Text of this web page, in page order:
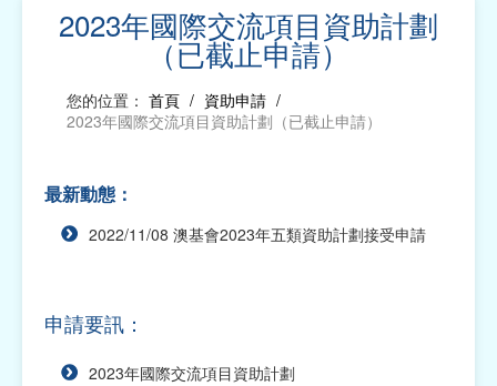
指引、表格、範例
指引、帳目計劃參照表
資助申請表格及範本
2027年社團運作經費資助計劃
2023年國際交流項目資助計劃
（已截止申請）
您的位置： 首頁 / 資助申請 /
2023年國際交流項目資助計劃（已截止申請）
最新動態：
2022/11/08 澳基會2023年五類資助計劃接受申請
申請要訊：
2023年國際交流項目資助計劃